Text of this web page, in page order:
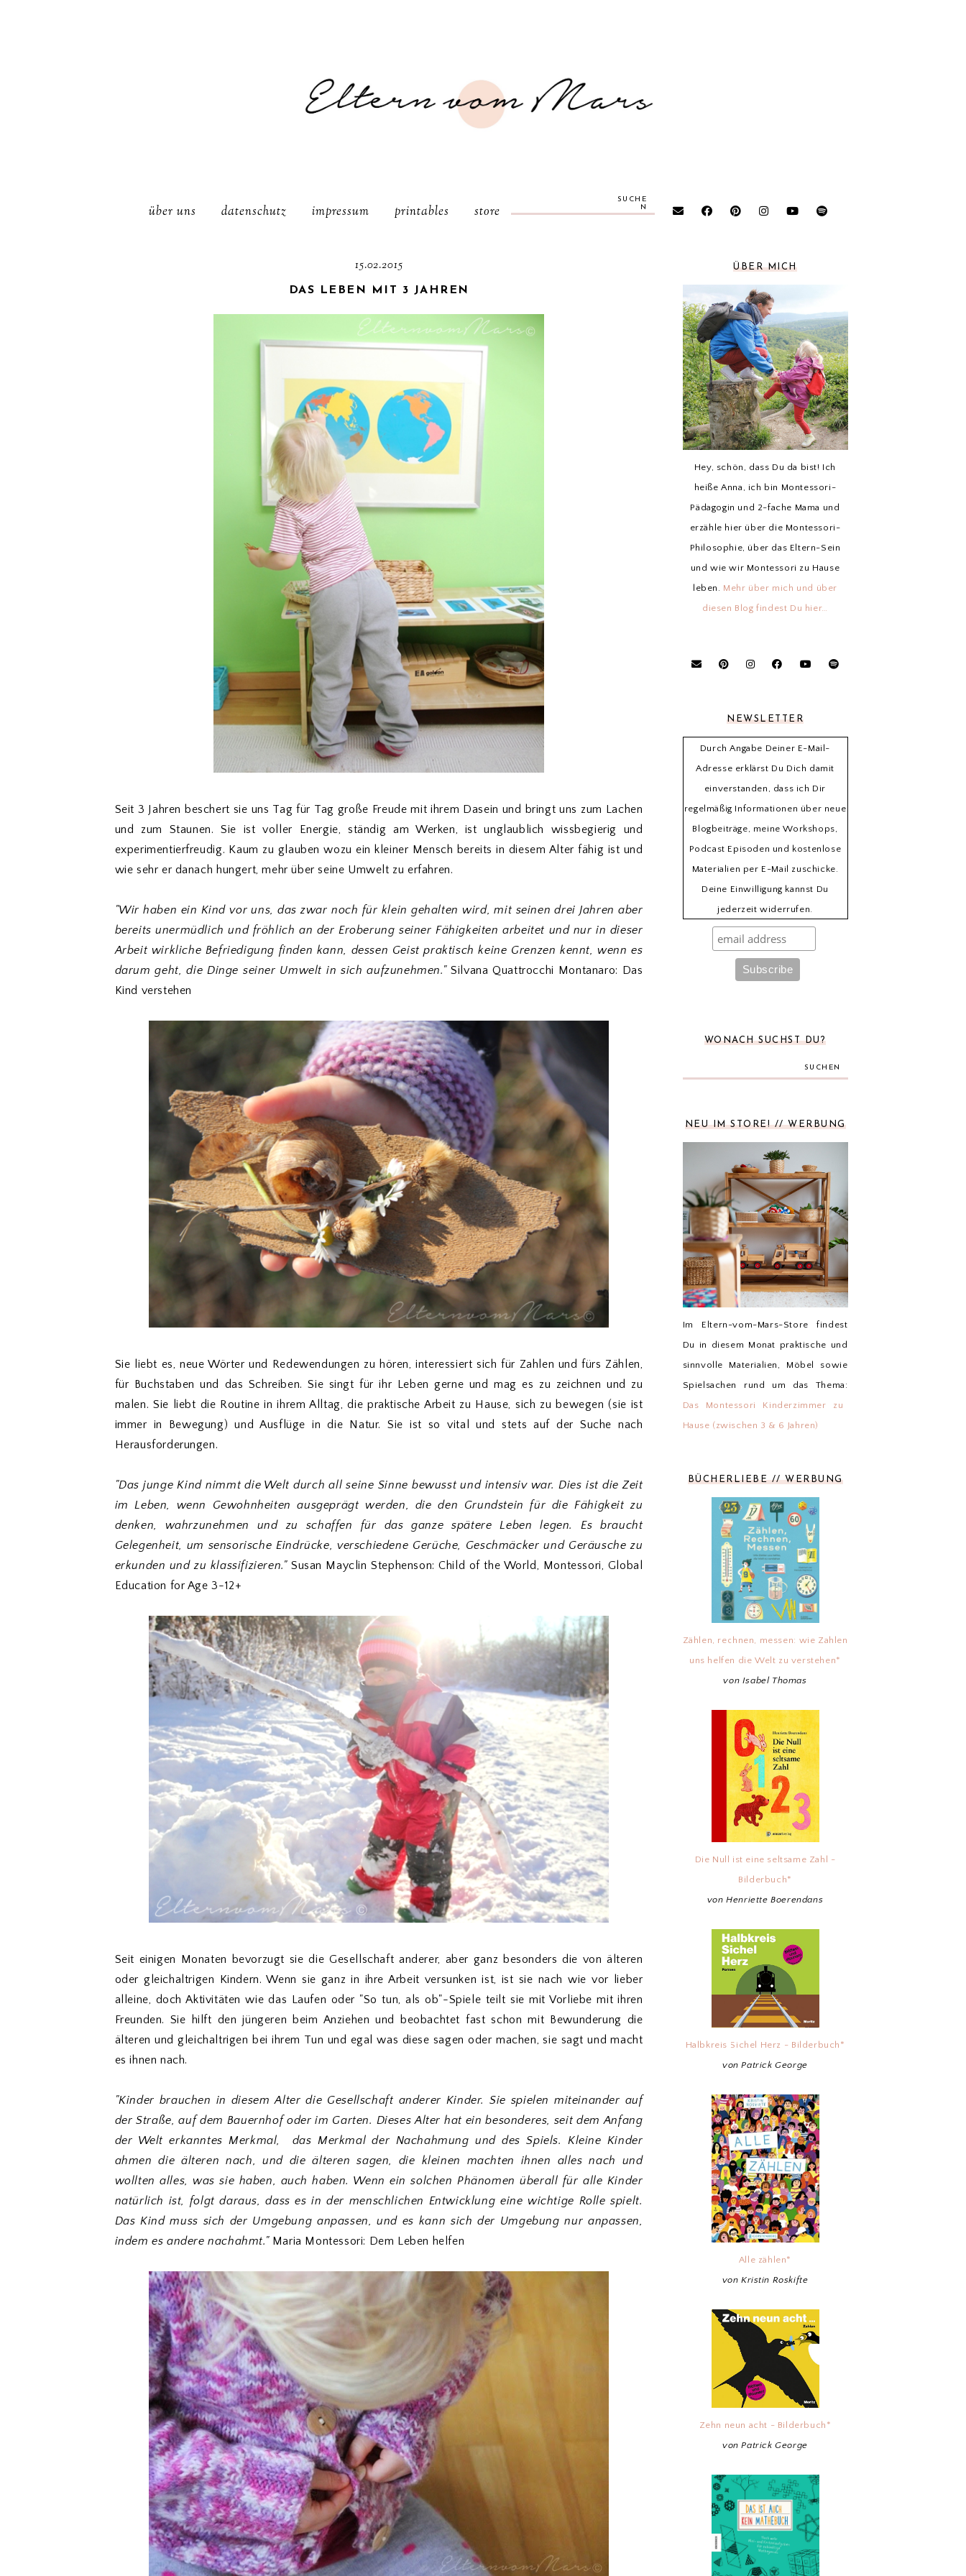
über uns datenschutz impressum printables store
SUCHE
N
15.02.2015
DAS LEBEN MIT 3 JAHREN
Seit 3 Jahren beschert sie uns Tag für Tag große Freude mit ihrem Dasein und bringt uns zum Lachen
und zum Staunen. Sie ist voller Energie, ständig am Werken, ist unglaublich wissbegierig und
experimentierfreudig. Kaum zu glauben wozu ein kleiner Mensch bereits in diesem Alter fähig ist und
wie sehr er danach hungert, mehr über seine Umwelt zu erfahren.
"Wir haben ein Kind vor uns, das zwar noch für klein gehalten wird, mit seinen drei Jahren aber
bereits unermüdlich und fröhlich an der Eroberung seiner Fähigkeiten arbeitet und nur in dieser
Arbeit wirkliche Befriedigung finden kann, dessen Geist praktisch keine Grenzen kennt, wenn es
darum geht, die Dinge seiner Umwelt in sich aufzunehmen."Silvana Quattrocchi Montanaro: Das
Kind verstehen
Sie liebt es, neue Wörter und Redewendungen zu hören, interessiert sich für Zahlen und fürs Zählen,
für Buchstaben und das Schreiben. Sie singt für ihr Leben gerne und mag es zu zeichnen und zu
malen. Sie liebt die Routine in ihrem Alltag, die praktische Arbeit zu Hause, sich zu bewegen (sie ist
immer in Bewegung) und Ausflüge in die Natur. Sie ist so vital und stets auf der Suche nach
Herausforderungen.
"Das junge Kind nimmt die Welt durch all seine Sinne bewusst und intensiv war. Dies ist die Zeit
im Leben, wenn Gewohnheiten ausgeprägt werden, die den Grundsteinfür die Fähigkeit zu
denken, wahrzunehmen und zu schaffen für das ganze spätere Leben legen. Es braucht
Gelegenheit, um sensorische Eindrücke, verschiedene Gerüche, Geschmäcker und Geräuschezu
erkunden und zu klassifizieren." Susan Mayclin Stephenson: Child of the World, Montessori, Global
Education for Age 3-12+
Seit einigen Monaten bevorzugt sie die Gesellschaft anderer, aber ganz besonders die von älteren
oder gleichaltrigen Kindern. Wenn sie ganz in ihre Arbeit versunken ist, ist sie nach wie vor lieber
alleine, doch Aktivitäten wie das Laufen oder "So tun, als ob"-Spiele teilt sie mit Vorliebe mit ihren
Freunden. Sie hilft den jüngeren beim Anziehen und beobachtet fast schon mit Bewunderung die
älteren und gleichaltrigen bei ihrem Tun und egal was diese sagen oder machen, sie sagt und macht
es ihnen nach.
"Kinder brauchen in diesem Alter die Gesellschaft anderer Kinder. Sie spielen miteinander auf
der Straße, auf dem Bauernhof oder im Garten. Dieses Alter hat ein besonderes, seit dem Anfang
der Welt erkanntes Merkmal, das Merkmal der Nachahmung und des Spiels. Kleine Kinder
ahmen die älteren nach, und die älteren sagen, die kleinen machten ihnen alles nach und
wollten alles, was sie haben, auch haben. Wenn ein solchen Phänomen überall für alle Kinder
natürlich ist, folgt daraus, dass es in der menschlichen Entwicklung eine wichtige Rolle spielt.
Das Kind muss sich der Umgebung anpassen, und es kann sich der Umgebung nur anpassen,
indem es andere nachahmt." Maria Montessori: Dem Leben helfen
ÜBER MICH
Hey, schön, dass Du da bist! Ich
heiße Anna, ich bin Montessori-
Pädagogin und 2-fache Mama und
erzähle hier über die Montessori-
Philosophie, über das Eltern-Sein
und wie wir Montessori zu Hause
leben. Mehr über mich und über
diesen Blog findest Du hier…
NEWSLETTER
Durch Angabe Deiner E-Mail-
Adresse erklärst Du Dich damit
einverstanden, dass ich Dir
regelmäßig Informationen über neue
Blogbeiträge, meine Workshops,
Podcast Episoden und kostenlose
Materialien per E-Mail zuschicke.
Deine Einwilligung kannst Du
jederzeit widerrufen.
WONACH SUCHST DU?
SUCHEN
NEU IM STORE! // WERBUNG
Im Eltern-vom-Mars-Store findest
Du in diesem Monat praktische und
sinnvolle Materialien, Möbel sowie
Spielsachen rund um das Thema:
Das Montessori Kinderzimmer zu
Hause (zwischen 3 & 6 Jahren)
BÜCHERLIEBE // WERBUNG
Zählen, rechnen, messen: wie Zahlen
uns helfen die Welt zu verstehen*
von Isabel Thomas
Die Null ist eine seltsame Zahl -
Bilderbuch*
von Henriette Boerendans
Halbkreis Sichel Herz - Bilderbuch*
von Patrick George
Alle zählen*
von Kristin Roskifte
Zehn neun acht - Bilderbuch*
von Patrick George